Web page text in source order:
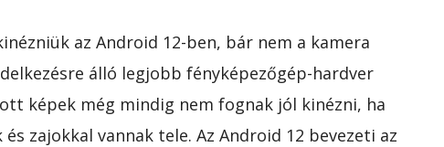
az Android 12-ben, bár nem a kamera
álló legjobb fényképezőgép-hardver
képek még mindig nem fognak jól kinézni, ha
zajokkal vannak tele. Az Android 12 bevezeti az